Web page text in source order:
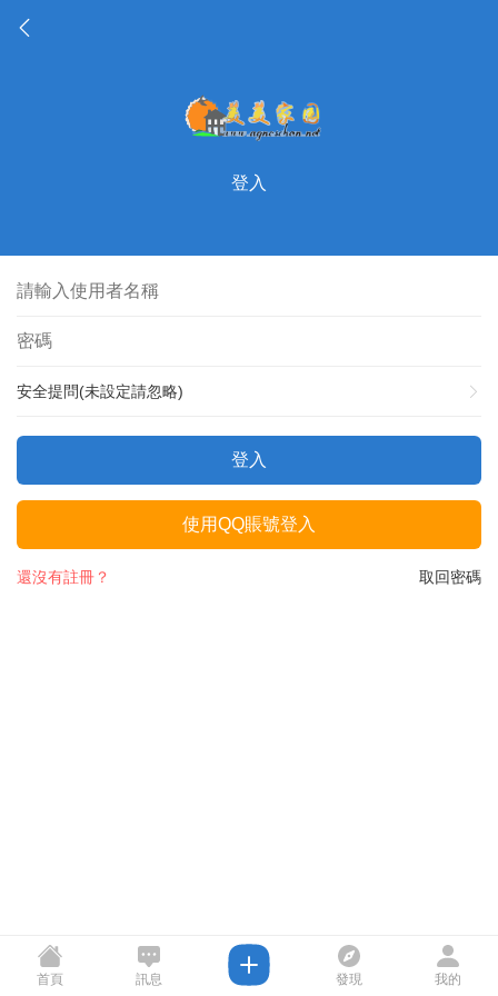
登入
安全提問(未設定請忽略)
登入
使用QQ賬號登入
取回密碼
還沒有註冊？
首頁 訊息 發現 我的